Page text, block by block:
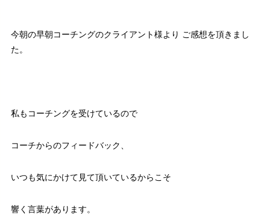
今朝の早朝コーチングのクライアント様より ご感想を頂きまし
た。
私もコーチングを受けているので
コーチからのフィードバック、
いつも気にかけて見て頂いているからこそ
響く言葉があります。